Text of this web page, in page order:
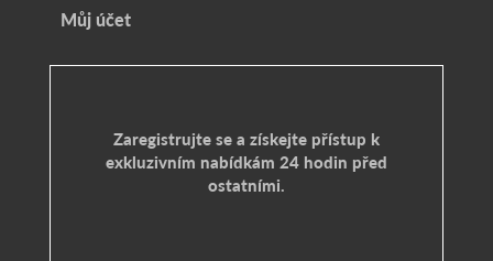
Můj účet
Zaregistrujte se a získejte přístup k
exkluzivním nabídkám 24 hodin před
ostatními.